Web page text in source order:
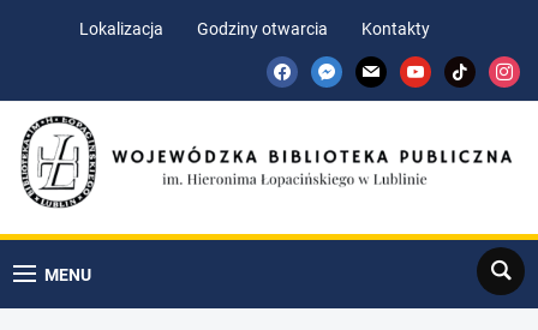
Lokalizacja Godziny otwarcia
Kontakty
facebookmessenger
mail youtubetiktok
MENU
Search